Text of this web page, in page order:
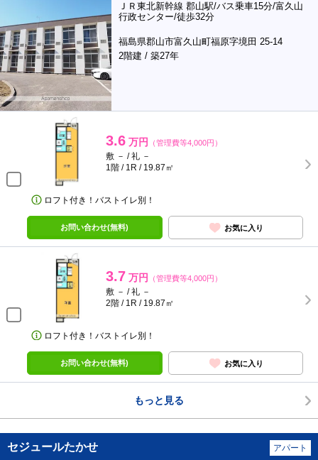
ＪＲ東北新幹線 郡山駅/バス乗車15分/富久山
行政センター/徒歩32分
福島県郡山市富久山町福原字境田 25-14
2階建 / 築27年
3.6 万円 （管理費等4,000円）
敷 － / 礼 －
1階 / 1R / 19.87㎡
ロフト付き！バストイレ別！
お問い合わせ(無料) お気に入り
3.7 万円 （管理費等4,000円）
敷 － / 礼 －
2階 / 1R / 19.87㎡
ロフト付き！バストイレ別！
お問い合わせ(無料) お気に入り
もっと見る
セジュールたかせ アパート